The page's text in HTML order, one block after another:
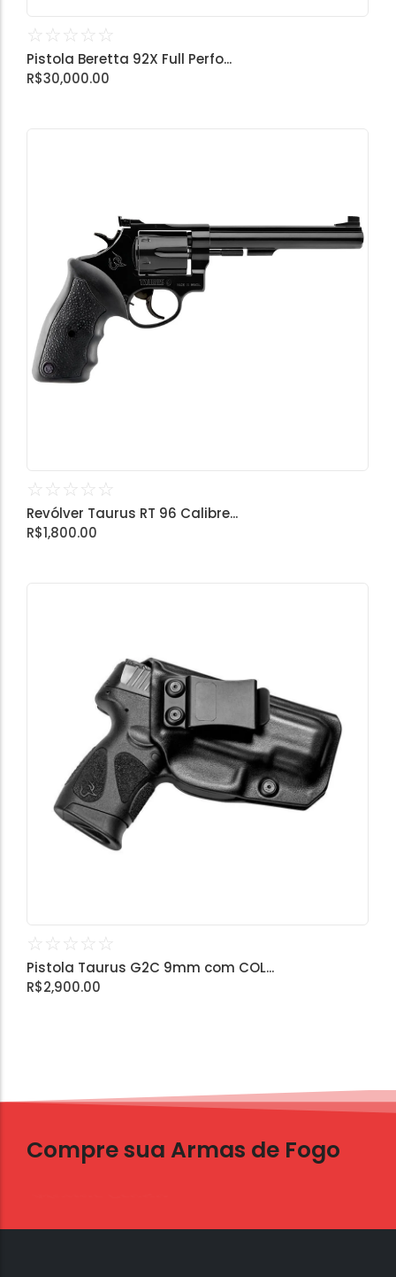
☆ ☆ ☆ ☆ ☆
Pistola Beretta 92X Full Perfo...
R$30,000.00
☆ ☆ ☆ ☆ ☆
Revólver Taurus RT 96 Calibre...
R$1,800.00
☆ ☆ ☆ ☆ ☆
Pistola Taurus G2C 9mm com COL...
R$2,900.00
Compre sua Armas de Fogo